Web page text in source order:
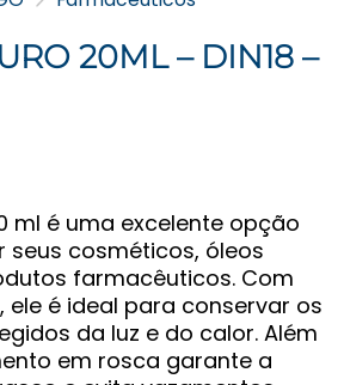
20ML – DIN18 –
ml é uma excelente opção
seus cosméticos, óleos
farmacêuticos. Com
é ideal para conservar os
da luz e do calor. Além
em rosca garante a